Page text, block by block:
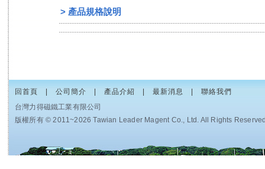
> 產品規格說明
回首頁 公司簡介 產品介紹 最新消息
聯絡我們
台灣力得磁鐵工業有限公司
版權所有 © 2011~2026 Tawian Leader Magent Co., Ltd. All Rights